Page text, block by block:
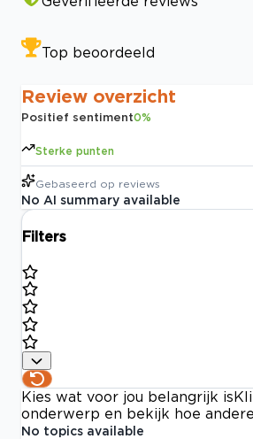
Top beoordeeld
Review overzicht
Positief sentiment0%
Sterke punten
Gebaseerd op reviews
No AI summary available
Filters
Kies wat voor jou belangrijk is
onderwerp en bekijk hoe
No topics available